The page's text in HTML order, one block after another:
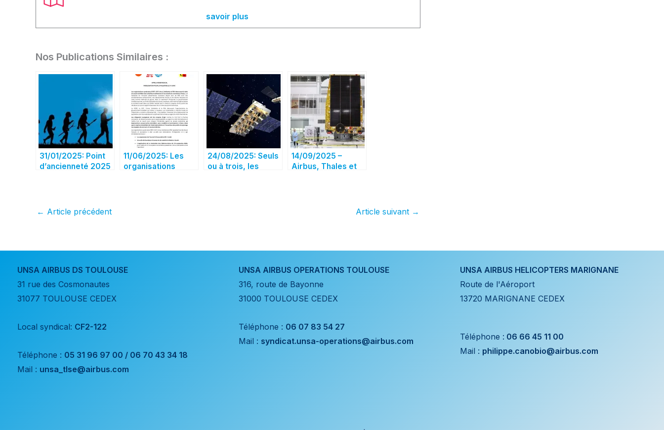
savoir plus
Nos Publications Similaires :
31/01/2025: Point
d’ancienneté 2025
11/06/2025: Les
organisations
exactions
24/08/2025: Seuls
ou à trois, les
14/09/2025 –
Airbus, Thales et
activités spatiales
← Article précédent Article suivant →
UNSA AIRBUS DS TOULOUSE
31 rue des Cosmonautes
31077 TOULOUSE CEDEX
Local syndical: CF2-122
Téléphone : 05 31 96 97 00 / 06 70 43 34 18
Mail : unsa_tlse@airbus.com
UNSA AIRBUS OPERATIONS TOULOUSE
316, route de Bayonne
31000 TOULOUSE CEDEX
Téléphone : 06 07 83 54 27
Mail : syndicat.unsa-operations@airbus.com
UNSA AIRBUS HELICOPTERS MARIGNANE
Route de l'Aéroport
13720 MARIGNANE CEDEX
Téléphone : 06 66 45 11 00
Mail : philippe.canobio@airbus.com